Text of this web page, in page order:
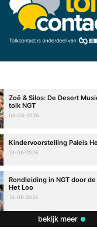
Zoë & Silos: De Desert
tolk NGT
08-08-2026
Kindervoorstelling Paleis
13-08-2026
Rondleiding in NGT door
Het Loo
14-08-2026
bekijk meer